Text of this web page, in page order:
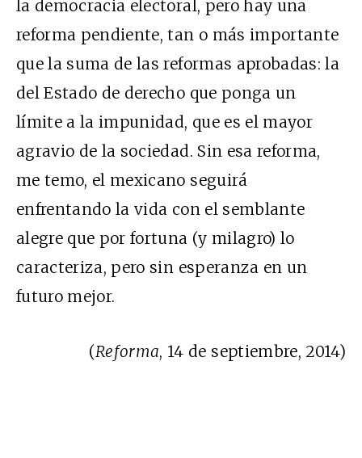
la democracia electoral, pero hay una
reforma pendiente, tan o más importante
que la suma de las reformas aprobadas: la
del Estado de derecho que ponga un
límite a la impunidad, que es el mayor
agravio de la sociedad. Sin esa reforma,
me temo, el mexicano seguirá
enfrentando la vida con el semblante
alegre que por fortuna (y milagro) lo
caracteriza, pero sin esperanza en un
futuro mejor.
(Reforma, 14 de septiembre, 2014)